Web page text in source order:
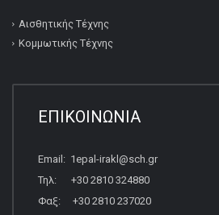
Αισθητικής Τέχνης
Κομμωτικής Τέχνης
ΕΠΙΚΟΙΝΩΝΙΑ
Email: 1epal-irakl@sch.gr
Τηλ: +30 2810 324880
Φαξ: +30 2810 237020